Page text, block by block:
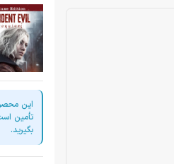
این
تأمین
بگیرید.